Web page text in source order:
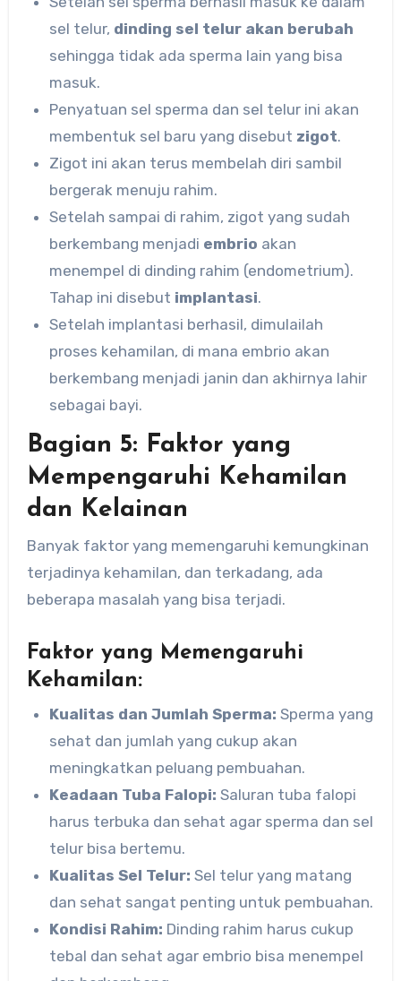
sel telur, dinding sel telur akan berubah
sehingga tidak ada sperma lain yang bisa
masuk.
Penyatuan sel sperma dan sel telur ini akan
membentuk sel baru yang disebut zigot.
Zigot ini akan terus membelah diri sambil
bergerak menuju rahim.
Setelah sampai di rahim, zigot yang sudah
berkembang menjadi embrio akan
menempel di dinding rahim (endometrium).
Tahap ini disebut implantasi.
Setelah implantasi berhasil, dimulailah
proses kehamilan, di mana embrio akan
berkembang menjadi janin dan akhirnya lahir
sebagai bayi.
Bagian 5: Faktor yang
Mempengaruhi Kehamilan
dan Kelainan
Banyak faktor yang memengaruhi kemungkinan
terjadinya kehamilan, dan terkadang, ada
beberapa masalah yang bisa terjadi.
Faktor yang Memengaruhi
Kehamilan:
Kualitas dan Jumlah Sperma: Sperma yang
sehat dan jumlah yang cukup akan
meningkatkan peluang pembuahan.
Keadaan Tuba Falopi: Saluran tuba falopi
harus terbuka dan sehat agar sperma dan sel
telur bisa bertemu.
Kualitas Sel Telur: Sel telur yang matang
dan sehat sangat penting untuk pembuahan.
Kondisi Rahim: Dinding rahim harus cukup
tebal dan sehat agar embrio bisa menempel